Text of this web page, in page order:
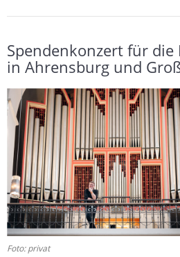
Spendenkonzert für
in Ahrensburg und
Foto: privat